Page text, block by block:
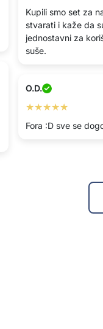
Kupili smo set za
stvarati i kaže da
jednostavni za
suše.
O.D.
★★★★★
Fora :D sve se